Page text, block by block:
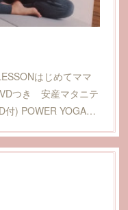
はじめてママ
つき 安産マタニテ
付) POWER YOGA…